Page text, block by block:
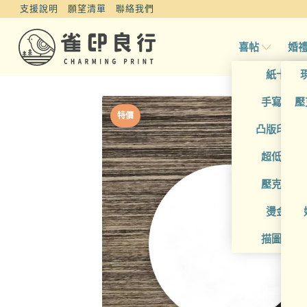
支援說明 願望清單 聯絡我們
喜帖
紙卡喜帖
手寫風喜
凸版印刷
超低價喜
壓克力喜
燙金喜帖
描圖紙喜
婚
特價